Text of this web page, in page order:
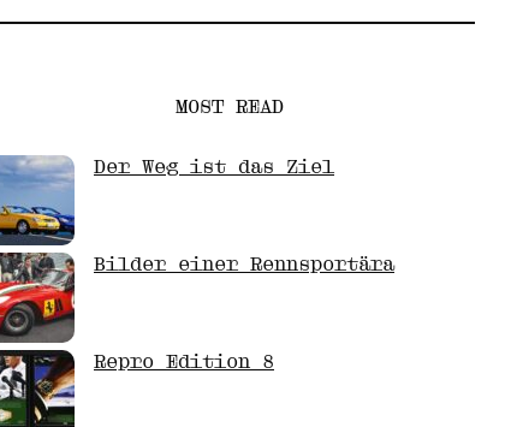
MOST READ
Der Weg ist das Ziel
Bilder einer Rennsportära
Repro Edition 8